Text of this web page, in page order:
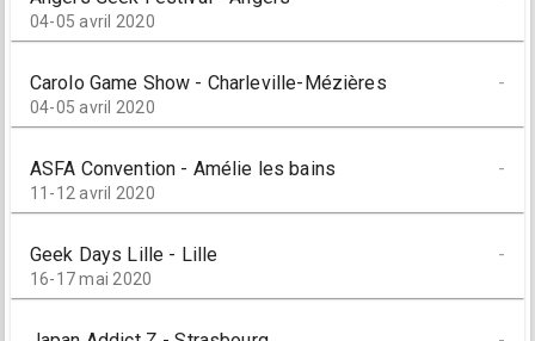
04-05 avril 2020
Carolo Game Show - Charleville-Mézières
04-05 avril 2020
-
ASFA Convention - Amélie les bains
11-12 avril 2020
-
Geek Days Lille - Lille
16-17 mai 2020
-